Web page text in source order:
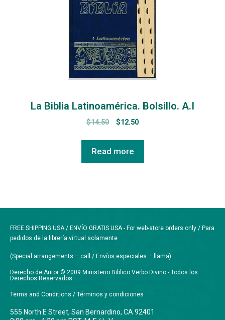
La Biblia Latinoamérica. Bolsillo. A.I
$14.50 $12.50
Read more
FREE SHIPPING USA / ENVÍO GRATIS USA - For web-store orders only / Para
pedidos de la librería virtual solamente
(Special arrangements – call / Envíos especiales – llama)
Derecho de Autor © 2009 Ministerio Biblico Verbo Divino - Todos los
Derechos Reservados
Terms and Conditions / Términos y condiciones
555 North E Street, San Bernardino, CA 92401